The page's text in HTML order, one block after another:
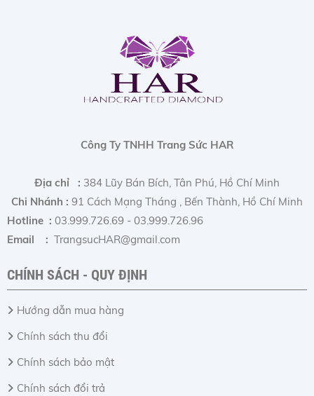
Công Ty TNHH Trang Sức HAR
Địa chỉ : 384 Lũy Bán Bích, Tân Phú, Hồ Chí Minh
Chi Nhánh : 91 Cách Mạng Tháng , Bến Thành, Hồ Chí Minh
Hotline : 03.999.726.69 - 03.999.726.96
Email : TrangsucHAR@gmail.com
CHÍNH SÁCH - QUY ĐỊNH
Hướng dẫn mua hàng
Chính sách thu đổi
Chính sách bảo mật
Chính sách đổi trả